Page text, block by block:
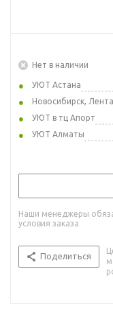
Нет в наличии
УЮТ Астана
Новосибирск, Лента
УЮТ в тц Апорт
УЮТ Алматы
Наши менеджеры
условия заказа
Поделиться